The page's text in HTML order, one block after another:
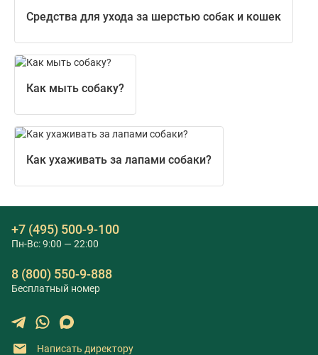
Средства для ухода за шерстью собак и кошек
Как мыть собаку?
Как ухаживать за лапами собаки?
+7 (495) 500-9-100
Пн-Вс: 9:00 — 22:00
8 (800) 550-9-888
Бесплатный номер
Написать директору